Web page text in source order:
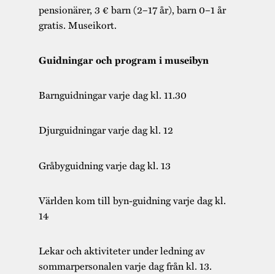
pensionärer, 3 € barn (2–17 år), barn 0–1 år
gratis. Museikort.
Guidningar och program i museibyn
Barnguidningar varje dag kl. 11.30
Djurguidningar varje dag kl. 12
Gråbyguidning varje dag kl. 13
Världen kom till byn-guidning varje dag kl.
14
Lekar och aktiviteter under ledning av
sommarpersonalen varje dag från kl. 13.